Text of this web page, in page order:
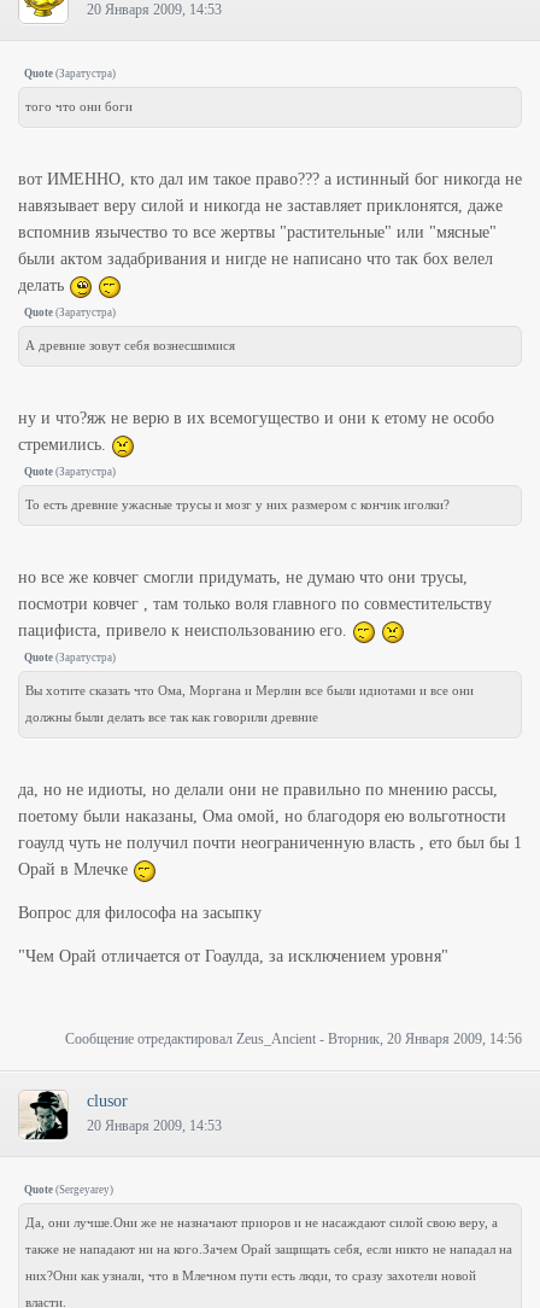
20 Января 2009, 14:53
Quote (Заратустра)
того что они боги
вот ИМЕННО, кто дал им такое право??? а истинный бог никогда не
навязывает веру силой и никогда не заставляет приклонятся, даже
вспомнив язычество то все жертвы "растительные" или "мясные"
были актом задабривания и нигде не написано что так бох велел
делать
Quote (Заратустра)
А древние зовут себя вознесшимися
ну и что?яж не верю в их всемогущество и они к етому не особо
стремились.
Quote (Заратустра)
То есть древние ужасные трусы и мозг у них размером с кончик иголки?
но все же ковчег смогли придумать, не думаю что они трусы,
посмотри ковчег , там только воля главного по совместительству
пацифиста, привело к неиспользованию его.
Quote (Заратустра)
Вы хотите сказать что Ома, Моргана и Мерлин все были идиотами и все они
должны были делать все так как говорили древние
да, но не идиоты, но делали они не правильно по мнению рассы,
поетому были наказаны, Ома омой, но благодоря ею вольготности
гоаулд чуть не получил почти неограниченную власть , ето был бы 1
Орай в Млечке
Вопрос для философа на засыпку
"Чем Орай отличается от Гоаулда, за исключением уровня"
Сообщение отредактировал Zeus_Ancient - Вторник, 20 Января 2009, 14:56
clusor
20 Января 2009, 14:53
Quote (Sergeyarey)
Да, они лучше.Они же не назначают приоров и не насаждают силой свою веру, а
также не нападают ни на кого.Зачем Орай защищать себя, если никто не нападал на
них?Они как узнали, что в Млечном пути есть люди, то сразу захотели новой
власти.